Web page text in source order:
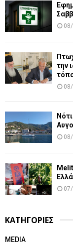
την
ΚΑΤΗΓΟΡΙΕΣ
MEDIA